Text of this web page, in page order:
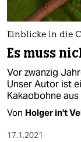
Einblicke in die
Es muss
Vor zwanzig
Unser Autor ist
Kakaobohne
Von Holger in't
17.1.2021